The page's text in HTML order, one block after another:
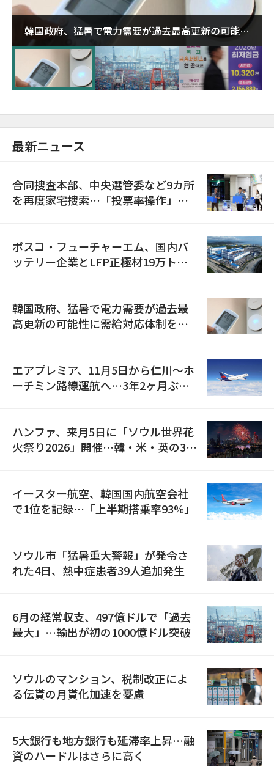
韓国政府、猛暑で電力需要が過去最高更新の可能性
に需給対応体制を点検
最新ニュース
合同捜査本部、中央選管委など9カ所
を再度家宅捜索…「投票率操作」の
ポスコ・フューチャーエム、国内バ
ッテリー企業とLFP正極材19万トン
韓国政府、猛暑で電力需要が過去最
高更新の可能性に需給対応体制を点
エアプレミア、11月5日から仁川〜ホ
ーチミン路線運航へ…3年2ヶ月ぶり
ハンファ、来月5日に「ソウル世界花
火祭り2026」開催…韓・米・英の3カ
イースター航空、韓国国内航空会社
で1位を記録…「上半期搭乗率93%」
ソウル市「猛暑重大警報」が発令さ
れた4日、熱中症患者39人追加発生
6月の経常収支、497億ドルで「過去
最大」…輸出が初の1000億ドル突破
ソウルのマンション、税制改正によ
る伝貰の月貰化加速を憂慮
5大銀行も地方銀行も延滞率上昇…融
資のハードルはさらに高く